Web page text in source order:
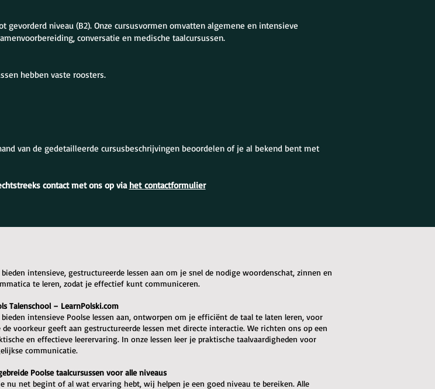
gevorderd niveau (B2). Onze cursusvormen omvatten algemene en intensieve
conversatie en medische taalcursussen.
hebben vaste roosters.
van de gedetailleerde cursusbeschrijvingen beoordelen of je al bekend bent met
contact met ons op via het contactformulier
intensieve, gestructureerde lessen aan om je snel de nodige woordenschat, zinnen en
te leren, zodat je effectief kunt communiceren.
Talenschool – LearnPolski.com
intensieve Poolse lessen aan, ontworpen om je efficiënt de taal te laten leren, voor
de voorkeur geeft aan gestructureerde lessen met directe interactie. We richten ons op een
en effectieve leerervaring. In onze lessen leer je praktische taalvaardigheden voor
communicatie.
Poolse taalcursussen voor alle niveaus
nu net begint of al wat ervaring hebt, wij helpen je een goed niveau te bereiken. Alle